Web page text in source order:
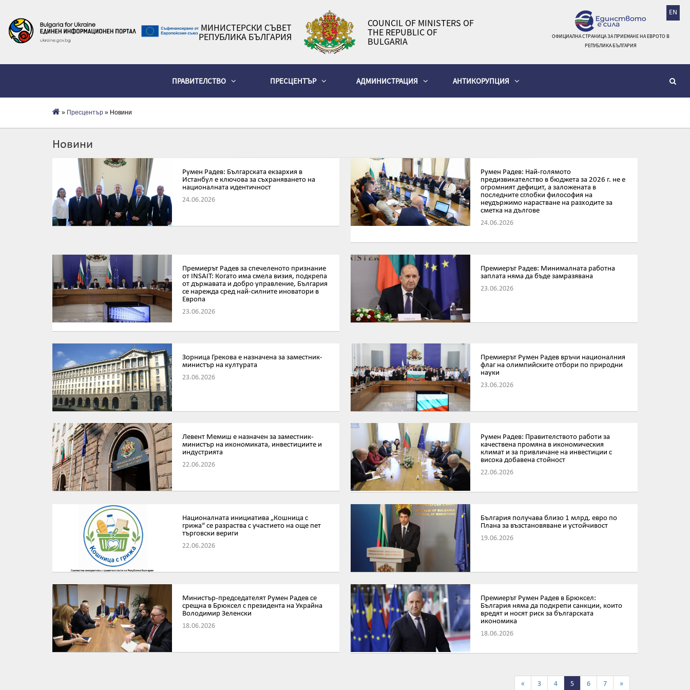
EN
МИНИСТЕРСКИ СЪВЕТ
РЕПУБЛИКА БЪЛГАРИЯ
COUNCIL OF MINISTERS OF
THE REPUBLIC OF
BULGARIA
ОФИЦИАЛНА СТРАНИЦА ЗА ПРИЕМАНЕ НА ЕВРОТО В
РЕПУБЛИКА БЪЛГАРИЯ
ПРАВИТЕЛСТВО ПРЕСЦЕНТЪР АДМИНИСТРАЦИЯ АНТИКОРУПЦИЯ
» Пресцентър » Новини
Новини
Румен Радев: Българската екзархия в
Истанбул е ключова за съхраняването на
националната идентичност
24.06.2026
Румен Радев: Най-голямото
предизвикателство в бюджета за 2026 г. не е
огромният дефицит, а заложената в
последните сглобки философия на
неудържимо нарастване на разходите за
сметка на дългове
24.06.2026
Премиерът Радев за спечеленото признание
от INSAIT: Когато има смела визия, подкрепа
от държавата и добро управление, България
се нарежда сред най-силните иноватори в
Европа
23.06.2026
Премиерът Радев: Минималната работна
заплата няма да бъде замразявана
23.06.2026
Зорница Грекова е назначена за заместник-
министър на културата
23.06.2026
Премиерът Румен Радев връчи националния
флаг на олимпийските отбори по природни
науки
23.06.2026
Левент Мемиш е назначен за заместник-
министър на икономиката, инвестициите и
индустрията
22.06.2026
Румен Радев: Правителството работи за
качествена промяна в икономическия
климат и за привличане на инвестиции с
висока добавена стойност
22.06.2026
Националната инициатива „Кошница с
грижа“ се разраства с участието на още пет
търговски вериги
22.06.2026
България получава близо 1 млрд. евро по
Плана за възстановяване и устойчивост
19.06.2026
Министър-председателят Румен Радев се
срещна в Брюксел с президента на Украйна
Володимир Зеленски
18.06.2026
Премиерът Румен Радев в Брюксел:
България няма да подкрепи санкции, които
вредят и носят риск за българската
икономика
18.06.2026
« 3 4 5 6 7 »